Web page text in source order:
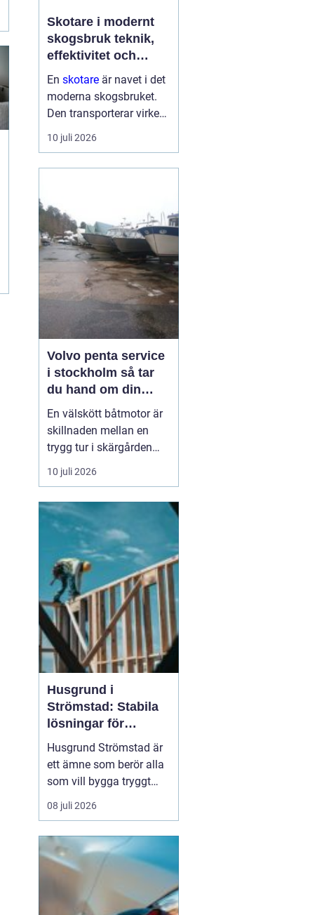
Skotare i modernt
skogsbruk teknik,
effektivitet och
hållbarhet
En skotare är navet i det
moderna skogsbruket.
Den transporterar virke
från avverkningsplatsen
till bilväg eller
förhållanden. Rä...
10 juli 2026
Volvo penta service
i stockholm så tar
du hand om din
båtmotor på rätt sätt
En välskött båtmotor är
skillnaden mellan en
trygg tur i skärgården
och en sommar fylld av
ofrivilliga stopp. Många
Stockholmsområdet
använder Volvo Penta,
just eftersom motorerna
är driftsäkra och
anpassade för nordiska
förhållanden. Men ...
10 juli 2026
Husgrund i
Strömstad: Stabila
lösningar för
boende vid kusten
Husgrund Strömstad är
ett ämne som berör alla
som vill bygga tryggt
och långsiktigt nära
havet. Närheten till
och bergig terräng ställer
höga krav på både p...
08 juli 2026